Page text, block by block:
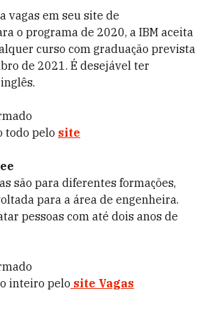
vagas em seu site de
o programa de 2020, a IBM aceita
curso com graduação prevista
de 2021. É desejável ter
todo pelo site
são para diferentes formações,
para a área de engenheira.
pessoas com até dois anos de
inteiro pelo site Vagas